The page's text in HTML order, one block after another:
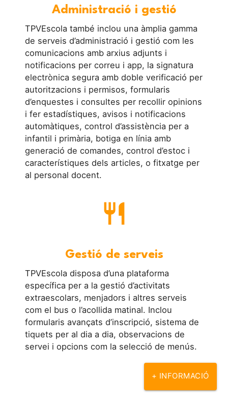
Administració i gestió
TPVEscola també inclou una àmplia gamma
de serveis d’administració i gestió com les
comunicacions amb arxius adjunts i
notificacions per correu i app, la signatura
electrònica segura amb doble verificació per
autoritzacions i permisos, formularis
d’enquestes i consultes per recollir opinions
i fer estadístiques, avisos i notificacions
automàtiques, control d’assistència per a
infantil i primària, botiga en línia amb
generació de comandes, control d’estoc i
característiques dels articles, o fitxatge per
al personal docent.
restaurant
Gestió de serveis
TPVEscola disposa d’una plataforma
específica per a la gestió d’activitats
extraescolars, menjadors i altres serveis
com el bus o l’acollida matinal. Inclou
formularis avançats d’inscripció, sistema de
tiquets per al dia a dia, observacions de
servei i opcions com la selecció de menús.
+ INFORMACIÓ